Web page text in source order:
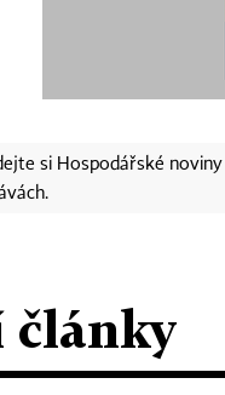
si Hospodářské noviny
články